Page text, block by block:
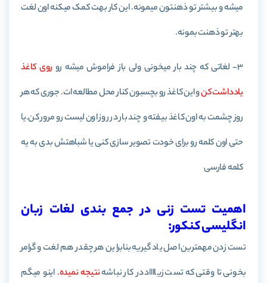
میشه و بیشتر تو ذهنتون میمونه. این کار بهت کمک میکنه اون لغت
بهتر تو ذهنت بمونه.
3- لغاتی که چند بار میخونی ولی باز فراموش میشه رو
روی کاغذ
یادداشت کنو این کاغذ رو بچسبون کنار محل مطالعه ات. جوری که هر
روز چشمت به اون کاغذ بیفته و چند بار در روز اون لیست رو مرور کن.یا
حتی اون کلمه رو برای خودت تصویر سازی کنی یا شباهتش بدی به یه
کلمه فارسی
اهمیت تست زنی در جمع بندی لغات زبان
انگلیسی کنکور:
تست زدن مهمترین اصل یاد گیریه بنابراین هر چقدر هم لغت و گرامر
بخونی تا وقتی که تست زیااااد در کار نباشهنتیجه نمیده. اینو میگم